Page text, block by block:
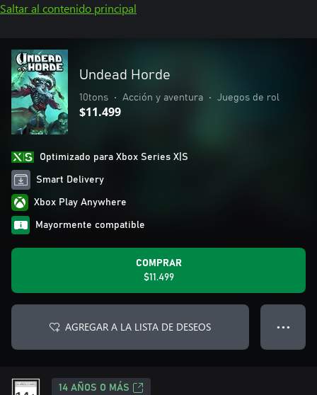
Saltar al contenido principal
Undead Horde
10tons • Acción y aventura • Juegos de rol
$11.499
Optimizado para Xbox Series X|S
Smart Delivery
Xbox Play Anywhere
Mayormente compatible
COMPRAR
$11.499
AGREGAR A LA LISTA DE DESEOS ● ● ●
14 AÑOS O MÁS